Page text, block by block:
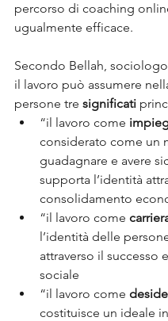
percorso di coaching
ugualmente efficace.
Secondo Bellah,
il lavoro può assumere
persone tre significati
“il lavoro come
considerato come un
guadagnare e avere
supporta l’identità
consolidamento
“il lavoro come
l’identità delle
attraverso il successo
sociale
“il lavoro come
costituisce un ideale